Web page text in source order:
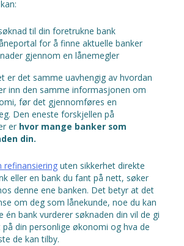
til din foretrukne bank
for å finne aktuelle banker
gjennom en lånemegler
er det samme uavhengig av hvordan
inn den samme informasjonen om
før det gjennomføres en
Den eneste forskjellen på
er hvor mange banker som
din.
refinansiering uten sikkerhet direkte
eller en bank du fant på nett, søker
denne ene banken. Det betyr at det
om deg som lånekunde, noe du kan
én bank vurderer søknaden din vil de gi
din personlige økonomi og hva de
de kan tilby.